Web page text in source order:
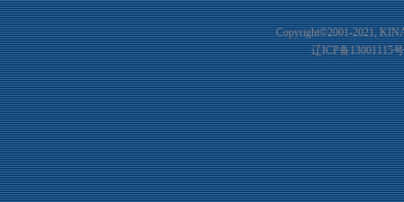
Copyright©2001-2021,
辽ICP备13001115